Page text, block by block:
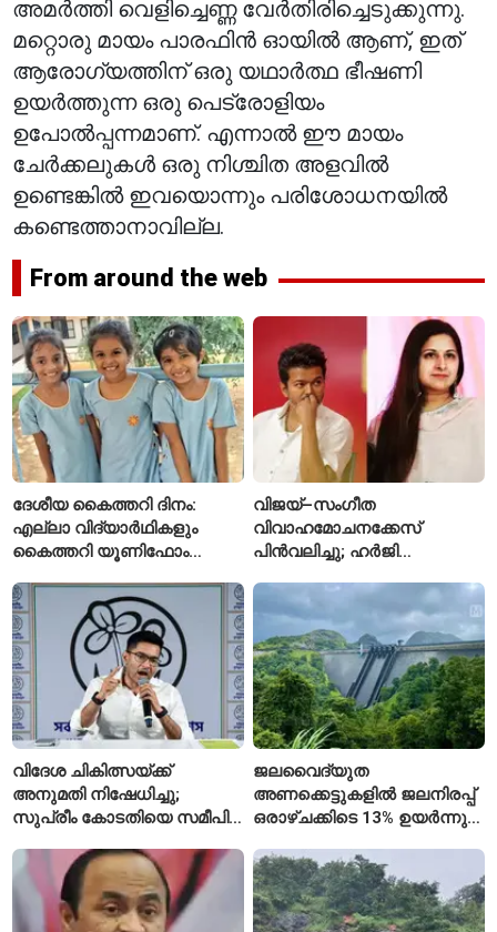
അമർത്തി വെളിച്ചെണ്ണ വേർതിരിച്ചെടുക്കുന്നു.
മറ്റൊരു മായം പാരഫിൻ ഓയിൽ ആണ്, ഇത്
ആരോഗ്യത്തിന് ഒരു യഥാർത്ഥ ഭീഷണി
ഉയർത്തുന്ന ഒരു പെട്രോളിയം
ഉപോൽപ്പന്നമാണ്. എന്നാൽ ഈ മായം
ചേർക്കലുകൾ ഒരു നിശ്ചിത അളവിൽ
ഉണ്ടെങ്കിൽ ഇവയൊന്നും പരിശോധനയിൽ
കണ്ടെത്താനാവില്ല.
From around the web
ദേശീയ കൈത്തറി ദിനം:
എല്ലാ വിദ്യാർഥികളും
കൈത്തറി യൂണിഫോം
സ്കൂൾ വേറിട്ട മാതൃക
വിജയ്–സംഗീത
വിവാഹമോചനക്കേസ്
പിൻവലിച്ചു; ഹർജി
അവസാനിപ്പിച്ച് കോടതി
വിദേശ ചികിത്സയ്ക്ക്
അനുമതി നിഷേധിച്ചു;
സുപ്രീം കോടതിയെ സമീപിച്ച്
ജലവൈദ്യുത
അണക്കെട്ടുകളിൽ ജലനിരപ്പ്
ഒരാഴ്ചക്കിടെ 13% ഉയർന്നു;
ഇപ്പോഴും കുറവ്